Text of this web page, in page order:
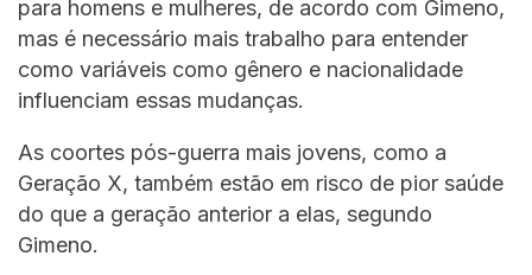
para homens e mulheres, de acordo com Gimeno,
mas é necessário mais trabalho para entender
como variáveis como gênero e nacionalidade
influenciam essas mudanças.
As coortes pós-guerra mais jovens, como a
Geração X, também estão em risco de pior saúde
do que a geração anterior a elas, segundo
Gimeno.